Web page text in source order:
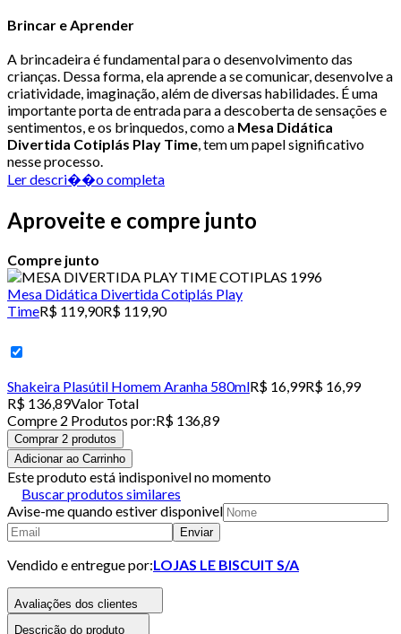
Brincar e Aprender
A brincadeira é fundamental para o desenvolvimento das
crianças. Dessa forma, ela aprende a se comunicar, desenvolve a
criatividade, imaginação, além de diversas habilidades. É uma
importante porta de entrada para a descoberta de sensações e
sentimentos, e os brinquedos, como a Mesa Didática
Divertida Cotiplás Play Time, tem um papel significativo
nesse processo.
Ler descri��o completa
Aproveite e compre junto
Compre junto
Mesa Didática Divertida Cotiplás Play
TimeR$ 119,90R$ 119,90
Shakeira Plasútil Homem Aranha 580mlR$ 16,99R$ 16,99
R$ 136,89Valor Total
Compre 2 Produtos por:R$ 136,89
Comprar 2 produtos
Adicionar ao Carrinho
Este produto está indisponivel no momento
Buscar produtos similares
Avise-me quando estiver disponivel
Enviar
Vendido e entregue por:LOJAS LE BISCUIT S/A
Avaliações dos clientes
Descrição do produto